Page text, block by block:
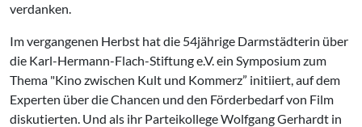
verdan­ken.
Im vergangenen Herbst hat die 54jährige Darmstädterin über
die Karl-Hermann-Flach-Stiftung e.V. ein Symposium zum
Thema "Kino zwi­schen Kult und Kommerz” initiiert, auf dem
Experten über die Chancen und den Förderbedarf von Film
dis­kutierten. Und als ihr Parteikollege Wolfgang Gerhardt in